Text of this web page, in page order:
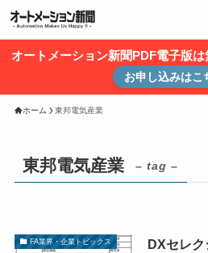
オートメーション新聞PDF電子版
お申し込みはこ
ホーム 東邦電気産業
東邦電気産業 – tag –
FA業界・企業トピックス
DXセレ